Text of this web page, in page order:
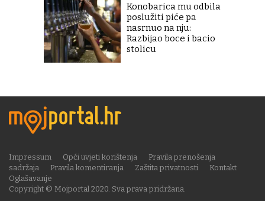
Konobarica mu odbila
poslužiti piće pa
nasrnuo na nju:
Razbijao boce i bacio
stolicu
Copyright © Mojportal 2020. Sva prava pridržana.
Impressum Opći uvjeti korištenja
Pravila prenošenja
sadržaja
Pravila komentiranja Zaštita privatnosti
Kontakt
Oglašavanje